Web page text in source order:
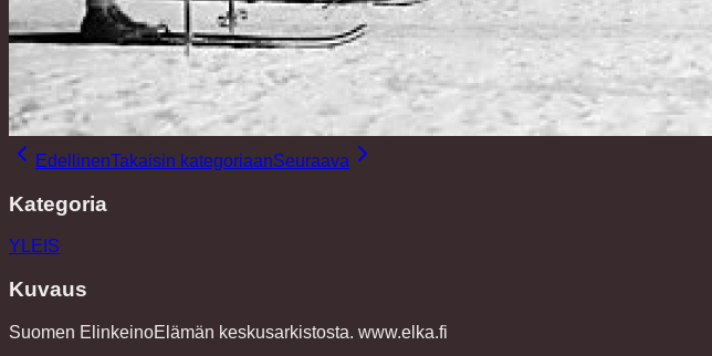
EdellinenTakaisin kategoriaanSeuraava
Kategoria
YLEIS
Kuvaus
Suomen ElinkeinoElämän keskusarkistosta. www.elka.fi